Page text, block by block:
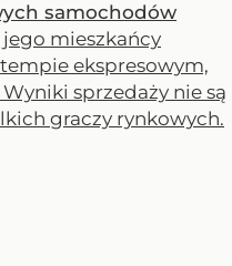
samochodów
mieszkańcy
ekspresowym,
Wyniki sprzedaży nie są
graczy rynkowych.